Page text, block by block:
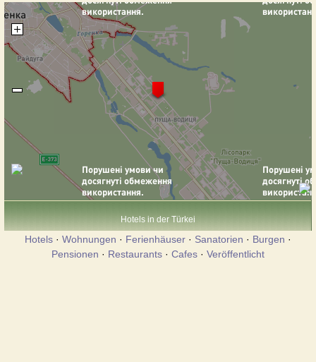
Hotels in der Türkei
Hotels · Wohnungen · Ferienhäuser · Sanatorien · Burgen ·
Pensionen · Restaurants · Cafes · Veröffentlicht